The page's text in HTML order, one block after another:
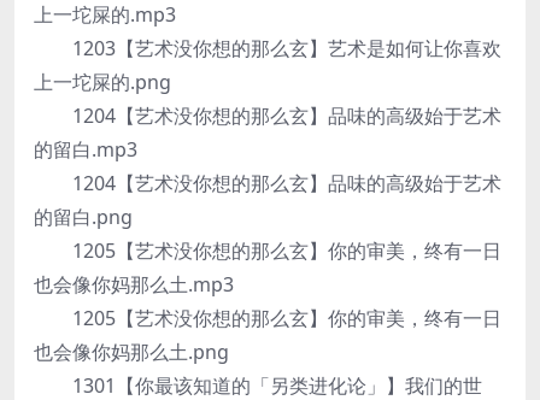
上一坨屎的.mp3
1203【艺术没你想的那么玄】艺术是如何让你喜欢
上一坨屎的.png
1204【艺术没你想的那么玄】品味的高级始于艺术
的留白.mp3
1204【艺术没你想的那么玄】品味的高级始于艺术
的留白.png
1205【艺术没你想的那么玄】你的审美，终有一日
也会像你妈那么土.mp3
1205【艺术没你想的那么玄】你的审美，终有一日
也会像你妈那么土.png
1301【你最该知道的「另类进化论」】我们的世